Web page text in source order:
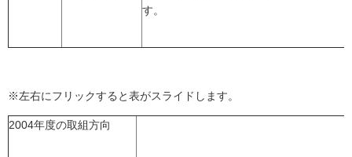
す。
※左右にフリックすると表がスライドします。
2004年度の取組方向